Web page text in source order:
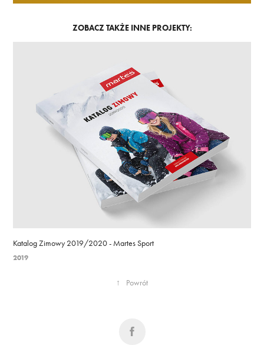
ZOBACZ TAKŻE INNE PROJEKTY:
Katalog Zimowy 2019/2020 - Martes Sport
2019
↑ Powrót